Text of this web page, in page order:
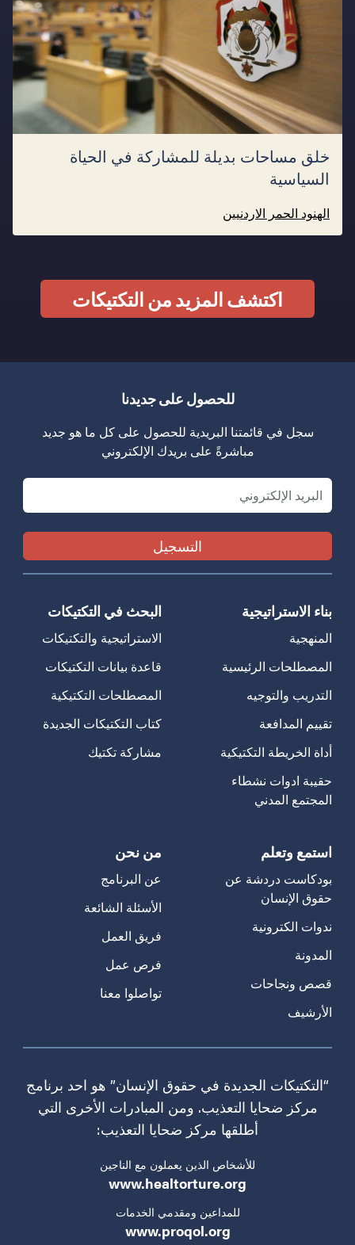
خلق مساحات بديلة للمشاركة في الحياة
السياسية
الهنود الحمر الاردنيين
اكتشف المزيد من التكتيكات
للحصول على جديدنا
سجل في قائمتنا البريدية للحصول على كل ما هو جديد
مباشرةً على بريدك الإلكتروني
Email
بناء الاستراتيجية
المنهجية
المصطلحات الرئيسية
التدريب والتوجيه
تقييم المدافعة
أداة الخريطة التكتيكية
حقيبة ادوات نشطاء
المجتمع المدني
البحث في التكتيكات
الاستراتيجية والتكتيكات
قاعدة بيانات التكتيكات
المصطلحات التكتيكية
كتاب التكتيكات الجديدة
مشاركة تكتيك
استمع وتعلم
بودكاست دردشة عن
حقوق الإنسان
ندوات الكترونية
المدونة
قصص ونجاحات
الأرشيف
من نحن
عن البرنامج
الأسئلة الشائعة
فريق العمل
فرص عمل
تواصلوا معنا
“التكتيكات الجديدة في حقوق الإنسان” هو احد برنامج
مركز ضحايا التعذيب. ومن المبادرات الأخرى التي
أطلقها مركز ضحايا التعذيب:
للأشخاص الذين يعملون مع الناجين
www.healtorture.org
للمداعين ومقدمي الخدمات
www.proqol.org